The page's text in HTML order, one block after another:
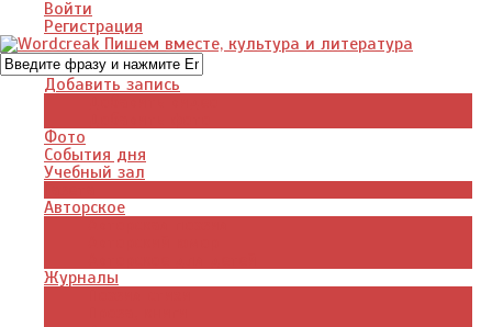
Войти
Регистрация
Добавить запись
Фото
События дня
Учебный зал
Авторское
Журналы